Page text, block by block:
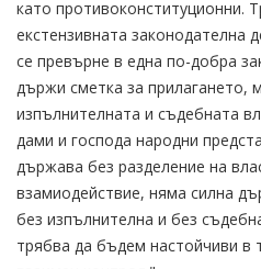
като противоконституционни.
екстензивната законодателна
се превърне в една по-добра
държи сметка за прилагането,
изпълнителната и съдебната
дами и господа народни
държава без разделение на
взамиодействие, няма силна
без изпълнителна и без
трябва да бъдем настойчиви в